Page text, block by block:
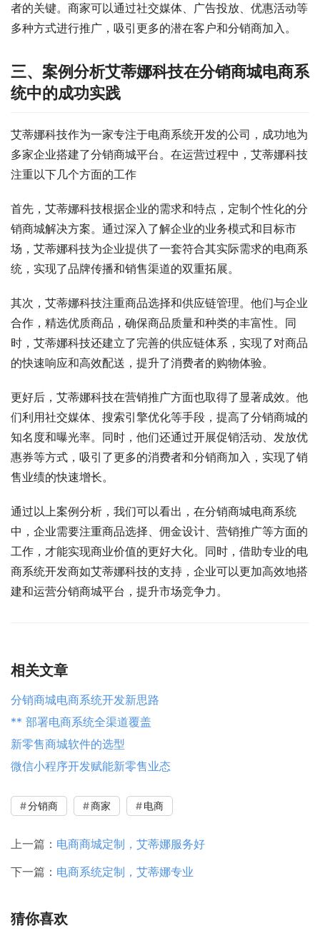
者的关键。商家可以通过社交媒体、广告投放、优惠活动等
多种方式进行推广，吸引更多的潜在客户和分销商加入。
三、案例分析艾蒂娜科技在分销商城电商系
统中的成功实践
艾蒂娜科技作为一家专注于电商系统开发的公司，成功地为
多家企业搭建了分销商城平台。在运营过程中，艾蒂娜科技
注重以下几个方面的工作
首先，艾蒂娜科技根据企业的需求和特点，定制个性化的分
销商城解决方案。通过深入了解企业的业务模式和目标市
场，艾蒂娜科技为企业提供了一套符合其实际需求的电商系
统，实现了品牌传播和销售渠道的双重拓展。
其次，艾蒂娜科技注重商品选择和供应链管理。他们与企业
合作，精选优质商品，确保商品质量和种类的丰富性。同
时，艾蒂娜科技还建立了完善的供应链体系，实现了对商品
的快速响应和高效配送，提升了消费者的购物体验。
更好后，艾蒂娜科技在营销推广方面也取得了显著成效。他
们利用社交媒体、搜索引擎优化等手段，提高了分销商城的
知名度和曝光率。同时，他们还通过开展促销活动、发放优
惠券等方式，吸引了更多的消费者和分销商加入，实现了销
售业绩的快速增长。
通过以上案例分析，我们可以看出，在分销商城电商系统
中，企业需要注重商品选择、佣金设计、营销推广等方面的
工作，才能实现商业价值的更好大化。同时，借助专业的电
商系统开发商如艾蒂娜科技的支持，企业可以更加高效地搭
建和运营分销商城平台，提升市场竞争力。
相关文章
分销商城电商系统开发新思路
** 部署电商系统全渠道覆盖
新零售商城软件的选型
微信小程序开发赋能新零售业态
分销商 商家 电商
上一篇： 电商商城定制，艾蒂娜服务好
下一篇： 电商系统定制，艾蒂娜专业
猜你喜欢